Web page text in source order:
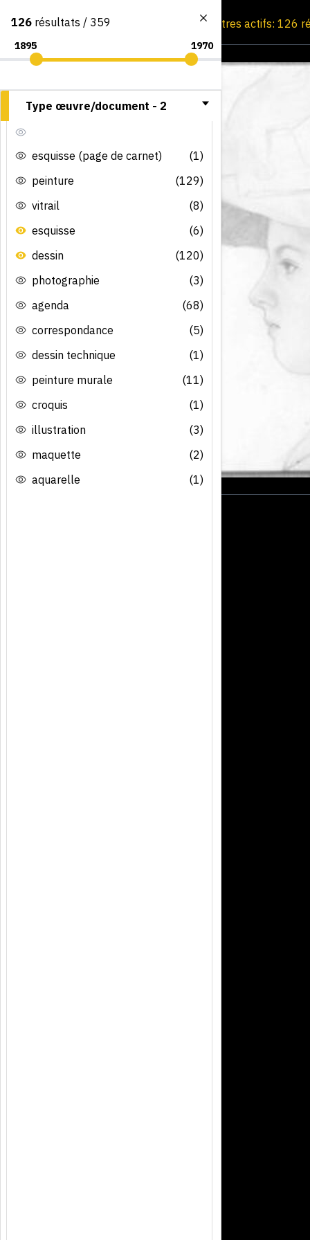
Consultation par image Filtres actifs: 126
126 résultats / 359
Type œuvre/document - 2
esquisse (page de carnet)
(1)
peinture
(129)
vitrail
(8)
esquisse
(6)
dessin
(120)
photographie
(3)
agenda
(68)
correspondance
(5)
dessin technique
(1)
peinture murale
(11)
croquis
(1)
illustration
(3)
maquette
(2)
aquarelle
(1)